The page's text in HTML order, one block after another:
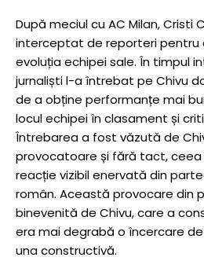
După meciul cu AC Milan, Cristi
interceptat de reporteri pentru
evoluția echipei sale. În timpul
jurnaliști l-a întrebat pe Chivu
de a obține performanțe mai
locul echipei în clasament și
Întrebarea a fost văzută de
provocatoare și fără tact, ceea
reacție vizibil enervată din
român. Această provocare din
binevenită de Chivu, care a
era mai degrabă o încercare
una constructivă.